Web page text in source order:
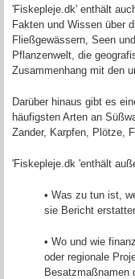
'Fiskepleje.dk' enthält
Fakten und Wissen über
Fließgewässern, Seen
Pflanzenwelt, die
Zusammenhang mit den
Darüber hinaus gibt es
häufigsten Arten an
Zander, Karpfen, Plötze,
'Fiskepleje.dk 'enthält
• Was zu tun ist,
sie Bericht
• Wo und wie
oder regionale
Besatzmaßnamen